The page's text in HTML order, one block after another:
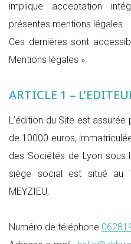
implique acceptation
présentes mentions légales.
Ces dernières sont
Mentions légales ».
ARTICLE 1 –
L’édition du Site est
de 10000 euros,
des Sociétés de Lyon sous
siège social est situé au
MEYZIEU,
Numéro de téléphone